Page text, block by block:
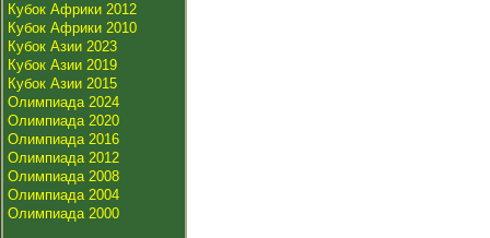
Кубок Африки 2012
Кубок Африки 2010
Кубок Азии 2023
Кубок Азии 2019
Кубок Азии 2015
Олимпиада 2024
Олимпиада 2020
Олимпиада 2016
Олимпиада 2012
Олимпиада 2008
Олимпиада 2004
Олимпиада 2000